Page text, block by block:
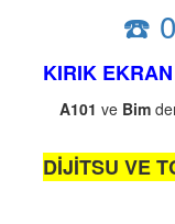
☎️
KIRIK
A101 ve Bim
DİJİTSU VE